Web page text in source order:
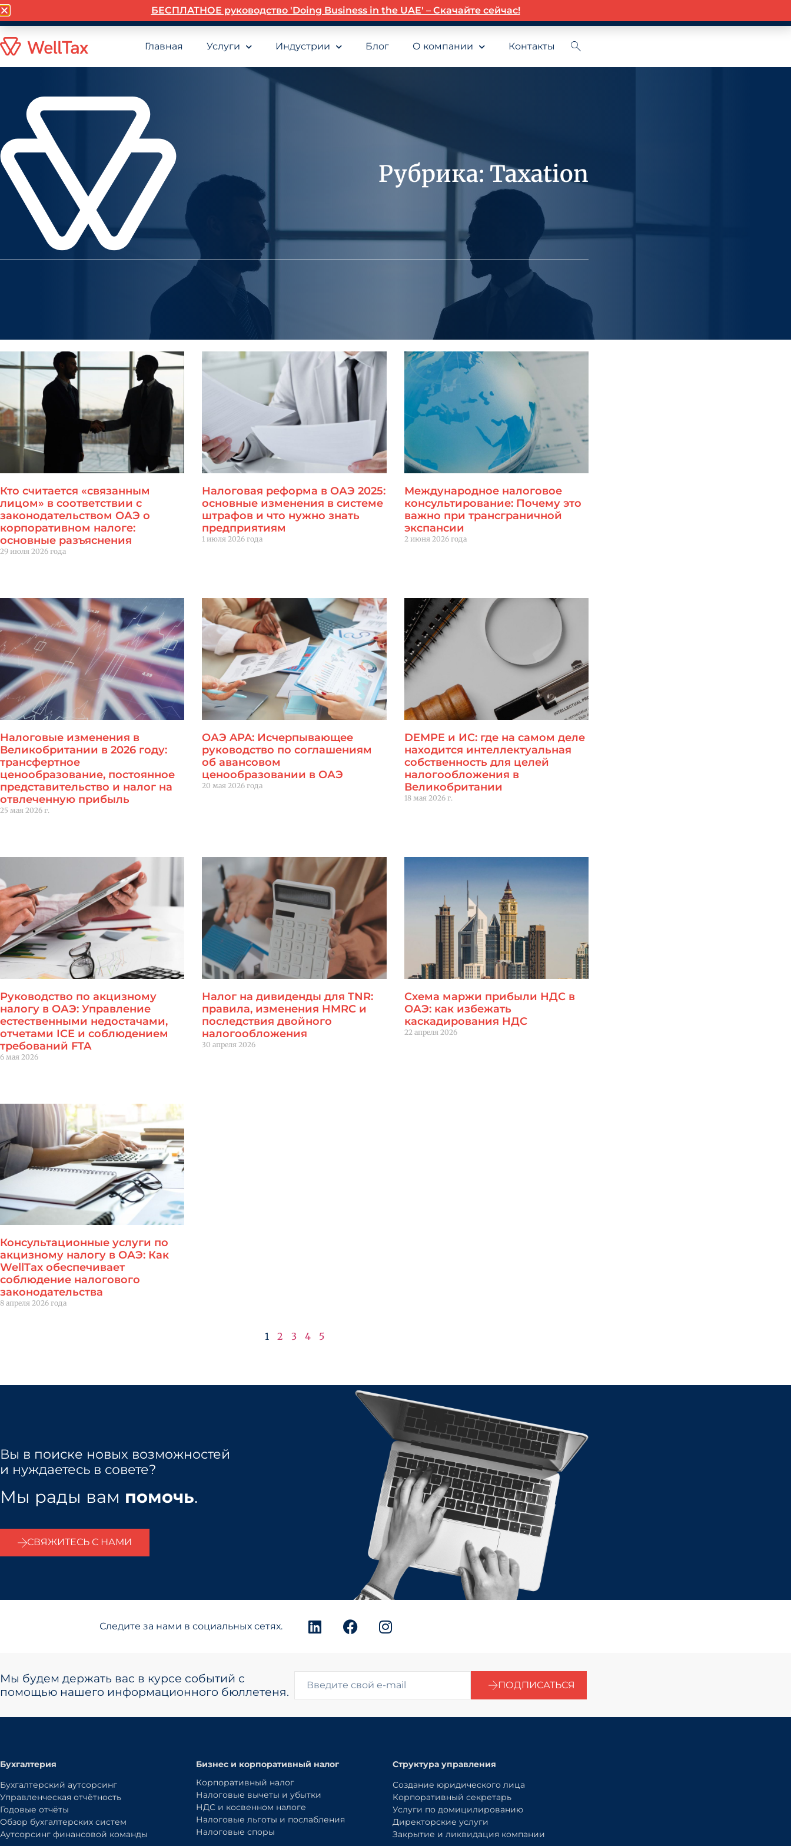
Главная Услуги Индустрии Блог О компании Контакты
Рубрика: Taxation
Кто считается «связанным
лицом» в соответствии с
законодательством ОАЭ о
корпоративном налоге:
основные разъяснения
29 июля 2026 года
Налоговая реформа в ОАЭ 2025:
основные изменения в системе
штрафов и что нужно знать
предприятиям
1 июля 2026 года
Международное налоговое
консультирование: Почему это
важно при трансграничной
экспансии
2 июня 2026 года
Налоговые изменения в
Великобритании в 2026 году:
трансфертное
ценообразование, постоянное
представительство и налог на
отвлеченную прибыль
25 мая 2026 г.
ОАЭ APA: Исчерпывающее
руководство по соглашениям
об авансовом
ценообразовании в ОАЭ
20 мая 2026 года
DEMPE и ИС: где на самом деле
находится интеллектуальная
собственность для целей
налогообложения в
Великобритании
18 мая 2026 г.
Руководство по акцизному
налогу в ОАЭ: Управление
естественными недостачами,
отчетами ICE и соблюдением
требований FTA
6 мая 2026
Налог на дивиденды для TNR:
правила, изменения HMRC и
последствия двойного
налогообложения
30 апреля 2026
Схема маржи прибыли НДС в
ОАЭ: как избежать
каскадирования НДС
22 апреля 2026
Консультационные услуги по
акцизному налогу в ОАЭ: Как
WellTax обеспечивает
соблюдение налогового
законодательства
8 апреля 2026 года
1 2 3 4 5
Вы в поиске новых возможностей
и нуждаетесь в совете?
Мы рады вам помочь.
СВЯЖИТЕСЬ С НАМИ
Следите за нами в социальных сетях.
Мы будем держать вас в курсе событий с
помощью нашего информационного бюллетеня.
ПОДПИСАТЬСЯ
Бухгалтерия
Бухгалтерский аутсорсинг
Управленческая отчётность
Годовые отчёты
Обзор бухгалтерских систем
Аутсорсинг финансовой команды
Бизнес и корпоративный налог
Корпоративный налог
Налоговые вычеты и убытки
НДС и косвенном налоге
Налоговые льготы и послабления
Налоговые споры
Структура управления
Создание юридического лица
Корпоративный секретарь
Услуги по домицилированию
Директорские услуги
Закрытие и ликвидация компании
БЕСПЛАТНОЕ руководство 'Doing Business in the UAE' – Скачайте сейчас!